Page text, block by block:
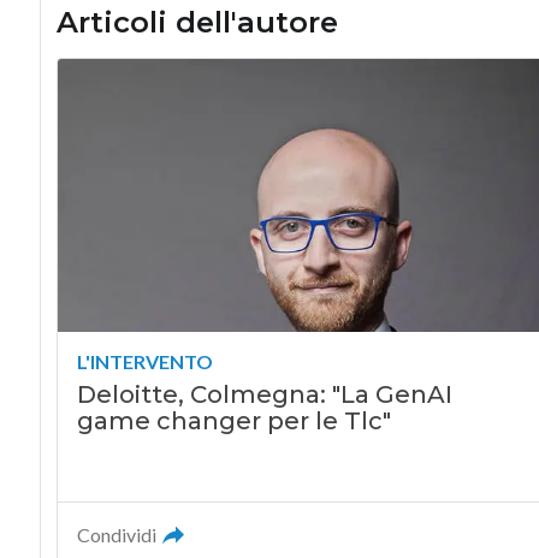
Articoli dell'autore
L'INTERVENTO
Deloitte, Colmegna: "La GenAI
game changer per le Tlc"
Condividi